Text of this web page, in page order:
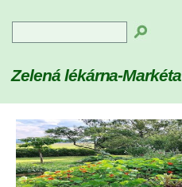
Zelená lékárna-Markéta